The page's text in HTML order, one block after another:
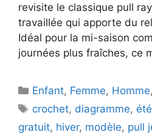
revisite le classique pull
travaillée qui apporte du
Idéal pour la mi-saison
journées plus fraîches, ce
Catégories
Enfant, Femme, Homme,
Étiquettes
crochet, diagramme, été
gratuit, hiver, modèle, pull